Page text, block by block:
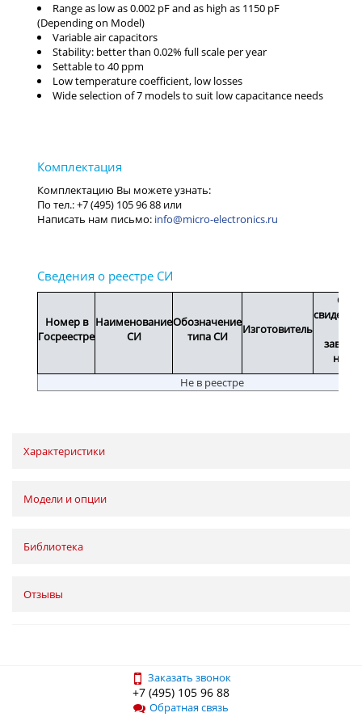
Range as low as 0.002 pF and as high as 1150 pF
(Depending on Model)
Variable air capacitors
Stability: better than 0.02% full scale per year
Settable to 40 ppm
Low temperature coefficient, low losses
Wide selection of 7 models to suit low capacitance needs
info@micro-electronics.ru
Номер в
Госреестре
Наименование
СИ
Обозначение
типа СИ
Изготовитель
Срок
Не в реестре
Характеристики
Модели и опции
Библиотека
Отзывы
Заказать звонок
+7 (495) 105 96 88
Обратная связь